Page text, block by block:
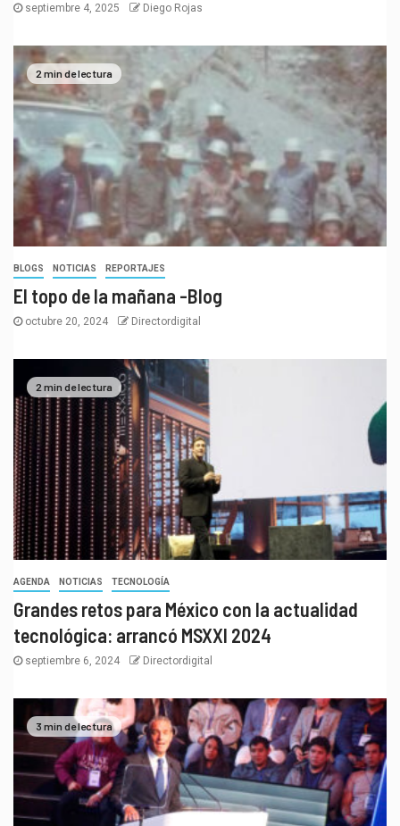
septiembre 4, 2025 Diego Rojas
2 min de lectura
BLOGS NOTICIAS REPORTAJES
El topo de la mañana -Blog
octubre 20, 2024 Directordigital
2 min de lectura
AGENDA NOTICIAS TECNOLOGÍA
Grandes retos para México con la actualidad
tecnológica: arrancó MSXXI 2024
septiembre 6, 2024 Directordigital
3 min de lectura